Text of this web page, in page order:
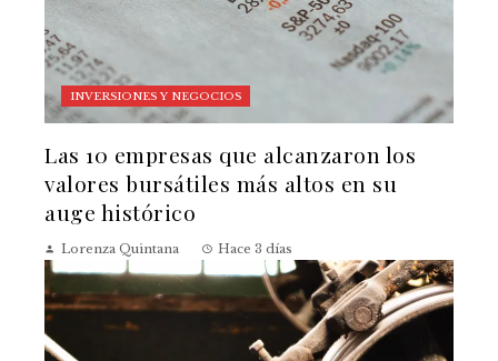
INVERSIONES Y NEGOCIOS
Las 10 empresas que alcanzaron los
valores bursátiles más altos en su
auge histórico
Lorenza Quintana Hace 3 días